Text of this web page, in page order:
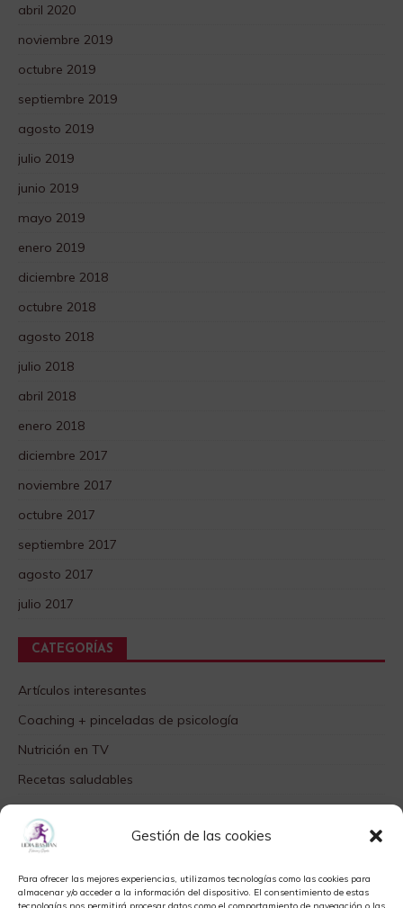
Gestión de las cookies
Para ofrecer las mejores experiencias, utilizamos tecnologías como las cookies para
almacenar y/o acceder a la información del dispositivo. El consentimiento de estas
abril 2020
noviembre 2019
octubre 2019
septiembre 2019
agosto 2019
julio 2019
junio 2019
mayo 2019
enero 2019
diciembre 2018
octubre 2018
agosto 2018
julio 2018
abril 2018
enero 2018
diciembre 2017
noviembre 2017
octubre 2017
septiembre 2017
agosto 2017
julio 2017
CATEGORÍAS
Artículos interesantes
Coaching + pinceladas de psicología
Nutrición en TV
Recetas saludables
SABORES DIFERENTES
Videos TOP
META